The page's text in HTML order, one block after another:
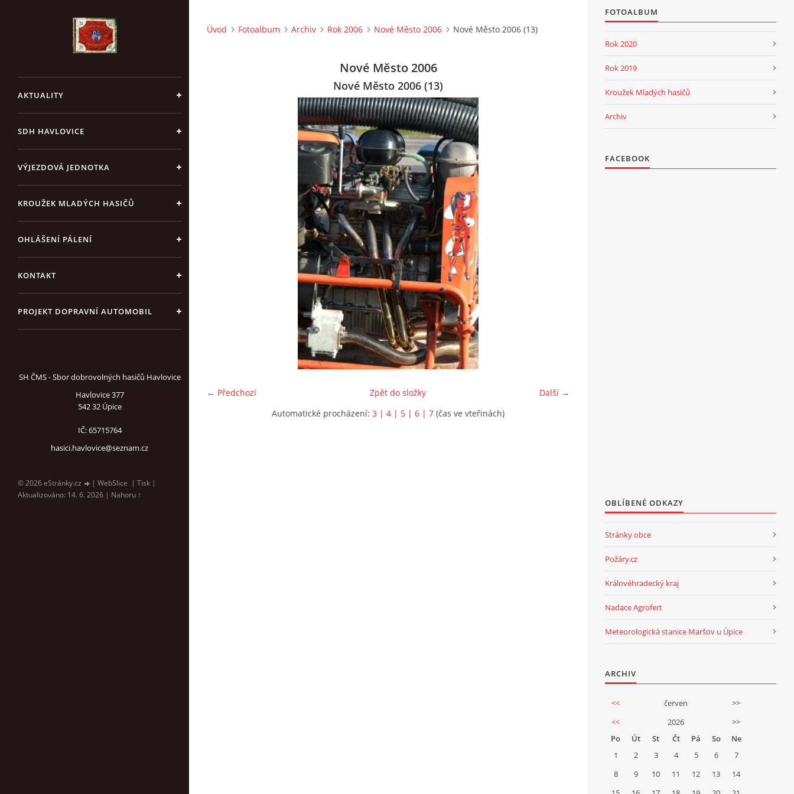
AKTUALITY
SDH HAVLOVICE
VÝJEZDOVÁ JEDNOTKA
KROUŽEK MLADÝCH HASIČŮ
OHLÁŠENÍ PÁLENÍ
KONTAKT
PROJEKT DOPRAVNÍ AUTOMOBIL
SH ČMS - Sbor dobrovolných hasičů Havlovice
Havlovice 377
542 32 Úpice
IČ: 65715764
hasici.havlovice@seznam.cz
© 2026 eStránky.cz | WebSlice | Tisk |
Aktualizováno: 14. 6. 2026 | Nahoru ↑
Úvod Fotoalbum Archiv Rok 2006 Nové Město 2006 Nové Město 2006 (13)
Nové Město 2006
Nové Město 2006 (13)
← Předchozí Další →
Zpět do složky
Automatické procházení: 3 | 4 | 5 | 6 | 7 (čas ve vteřinách)
FOTOALBUM
Rok 2020
Rok 2019
Kroužek Mladých hasičů
Archiv
FACEBOOK
OBLÍBENÉ ODKAZY
Stránky obce
Požáry.cz
Královéhradecký kraj
Nadace Agrofert
Meteorologická stanice Maršov u Úpice
ARCHIV
<< červen
>>
<<
2026
>>
Po
Út St Čt Pá So
Ne
1
2 3 4 5 6
7
8
9 10 11 12 13
14